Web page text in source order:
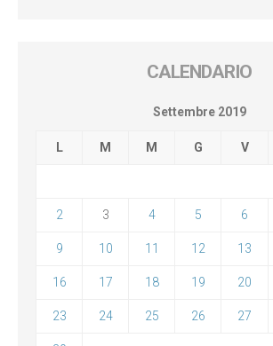
CALENDARIO
Settembre 2019
L M M G V
2 3 4 5 6
9 10 11 12 13
16 17 18 19 20
23 24 25 26 27